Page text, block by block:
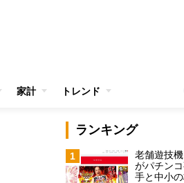
家計 トレンド
ランキング
1
老舗遊技
がパチン
手と中小